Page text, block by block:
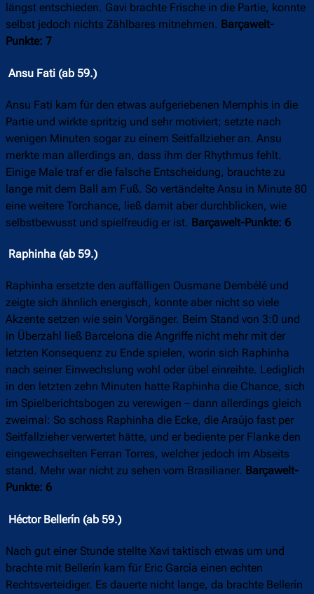
längst entschieden. Gavi brachte Frische in die Partie, konnte
selbst jedoch nichts Zählbares mitnehmen. Barçawelt-
Punkte: 7
Ansu Fati (ab 59.)
Ansu Fati kam für den etwas aufgeriebenen Memphis in die
Partie und wirkte spritzig und sehr motiviert; setzte nach
wenigen Minuten sogar zu einem Seitfallzieher an. Ansu
merkte man allerdings an, dass ihm der Rhythmus fehlt.
Einige Male traf er die falsche Entscheidung, brauchte zu
lange mit dem Ball am Fuß. So vertändelte Ansu in Minute 80
eine weitere Torchance, ließ damit aber durchblicken, wie
selbstbewusst und spielfreudig er ist. Barçawelt-Punkte: 6
Raphinha (ab 59.)
Raphinha ersetzte den auffälligen Ousmane Dembélé und
zeigte sich ähnlich energisch, konnte aber nicht so viele
Akzente setzen wie sein Vorgänger. Beim Stand von 3:0 und
in Überzahl ließ Barcelona die Angriffe nicht mehr mit der
letzten Konsequenz zu Ende spielen, worin sich Raphinha
nach seiner Einwechslung wohl oder übel einreihte. Lediglich
in den letzten zehn Minuten hatte Raphinha die Chance, sich
im Spielberichtsbogen zu verewigen – dann allerdings gleich
zweimal: So schoss Raphinha die Ecke, die Araújo fast per
Seitfallzieher verwertet hätte, und er bediente per Flanke den
eingewechselten Ferran Torres, welcher jedoch im Abseits
stand. Mehr war nicht zu sehen vom Brasilianer. Barçawelt-
Punkte: 6
Héctor Bellerín (ab 59.)
Nach gut einer Stunde stellte Xavi taktisch etwas um und
brachte mit Bellerín kam für Eric García einen echten
Rechtsverteidiger. Es dauerte nicht lange, da brachte Bellerín